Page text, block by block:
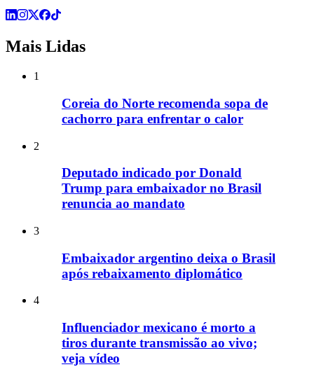
Mais Lidas
1
Coreia do Norte recomenda sopa de
cachorro para enfrentar o calor
2
Deputado indicado por Donald
Trump para embaixador no Brasil
renuncia ao mandato
3
Embaixador argentino deixa o Brasil
após rebaixamento diplomático
4
Influenciador mexicano é morto a
tiros durante transmissão ao vivo;
veja vídeo